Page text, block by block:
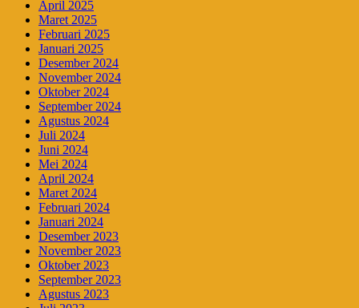
April 2025
Maret 2025
Februari 2025
Januari 2025
Desember 2024
November 2024
Oktober 2024
September 2024
Agustus 2024
Juli 2024
Juni 2024
Mei 2024
April 2024
Maret 2024
Februari 2024
Januari 2024
Desember 2023
November 2023
Oktober 2023
September 2023
Agustus 2023